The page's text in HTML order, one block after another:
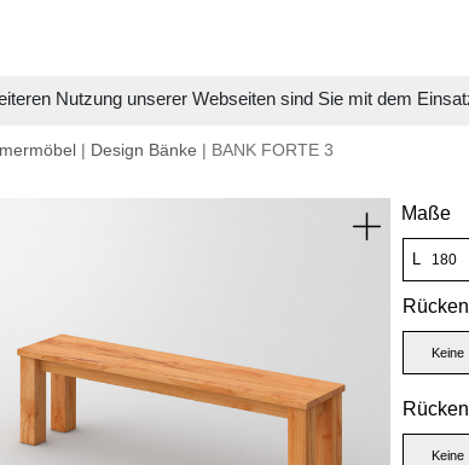
Nutzung unserer Webseiten sind Sie mit dem
| Design Bänke | BANK FORTE 3
Maße
L
Keine
Keine